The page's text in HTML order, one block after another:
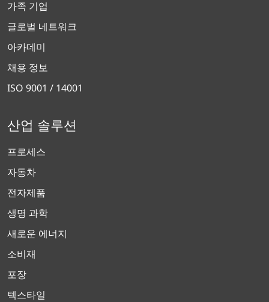
가족 기업
글로벌 네트워크
아카데미
채용 정보
ISO 9001 / 14001
산업 솔루션
프로세스
자동차
전자제품
생명 과학
새로운 에너지
소비재
포장
텍스타일